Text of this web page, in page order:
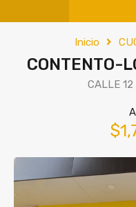
Inicio
CONTENTO-
CALLE